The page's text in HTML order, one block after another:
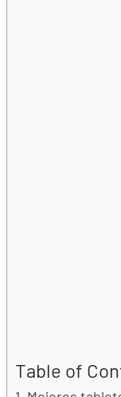
Table of